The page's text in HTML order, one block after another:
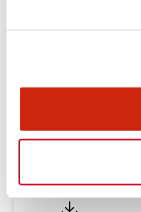
認證
Flush
2025/09/19